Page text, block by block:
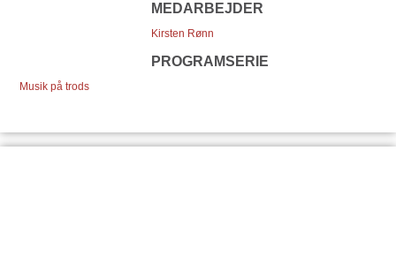
MEDARBEJDER
Kirsten Rønn
PROGRAMSERIE
Musik på trods